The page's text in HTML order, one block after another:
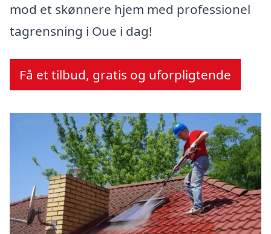
mod et skønnere hjem med professionel
tagrensning i Oue i dag!
Få et tilbud, gratis og uforpligtende